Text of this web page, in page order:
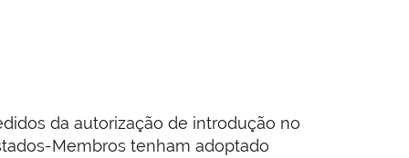
da autorização de introdução no
Membros tenham adoptado